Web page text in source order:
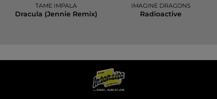
TAME IMPALA
Dracula (jennie Remix)
IMAGINE DRAGONS
Radioactive